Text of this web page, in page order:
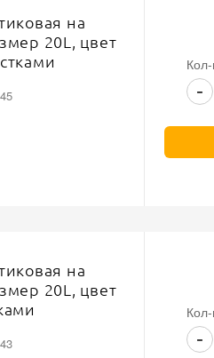
на
20L, цвет
-
на
20L, цвет
-